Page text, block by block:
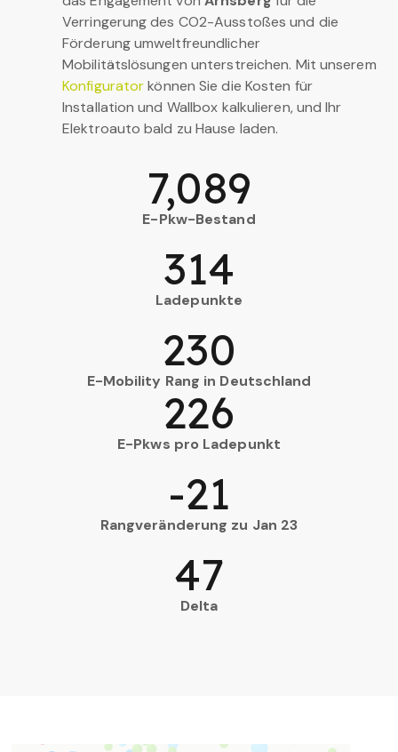
Verringerung des CO2-Ausstoßes und die
Förderung umweltfreundlicher
Mobilitätslösungen unterstreichen. Mit unserem
Konfiguratorkönnen Sie die Kosten für
Installation und Wallbox kalkulieren, und Ihr
Elektroauto bald zu Hause laden.
E-Pkw-Bestand
7,089
Ladepunkte
314
E-Mobility Rang in Deutschland
230
E-Pkws pro Ladepunkt
226
Rangveränderung zu Jan 23
-21
Delta
47